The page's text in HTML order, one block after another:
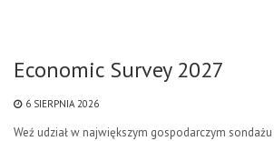
Economic Survey 2027
6 SIERPNIA 2026
Weź udział w największym gospodarczym